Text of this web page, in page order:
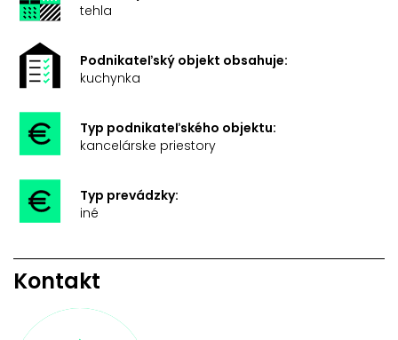
tehla
Podnikateľský objekt obsahuje:
kuchynka
Typ podnikateľského objektu:
kancelárske priestory
Typ prevádzky:
iné
Kontakt